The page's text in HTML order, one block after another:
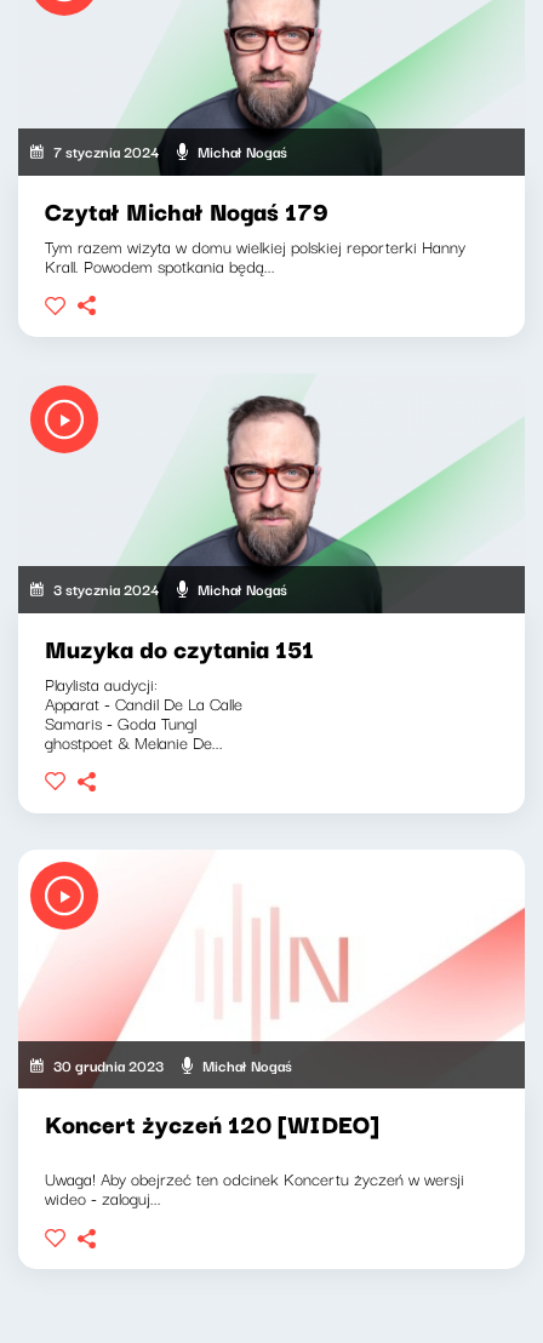
7 stycznia 2024 Michał Nogaś
Czytał Michał Nogaś 179
Tym razem wizyta w domu wielkiej polskiej reporterki Hanny
Krall. Powodem spotkania będą...
3 stycznia 2024 Michał Nogaś
Muzyka do czytania 151
Playlista audycji:
Apparat - Candil De La Calle
Samaris - Goda Tungl
ghostpoet & Melanie De...
30 grudnia 2023 Michał Nogaś
Koncert życzeń 120 [WIDEO]
Uwaga! Aby obejrzeć ten odcinek Koncertu życzeń w wersji
wideo - zaloguj...